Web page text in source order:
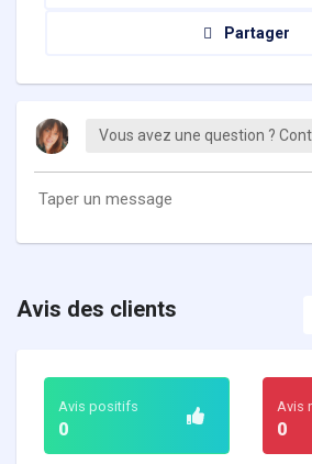
Partager
Vous avez une question ?
Avis des clients
Avis positifs
0
Avis
0